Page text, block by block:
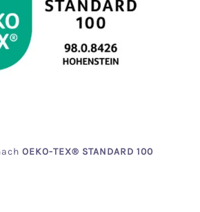
OEKO-TEX® STANDARD 100